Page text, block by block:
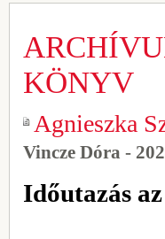
KÖNYV
Agnieszka
Vincze Dóra -
Időutazás